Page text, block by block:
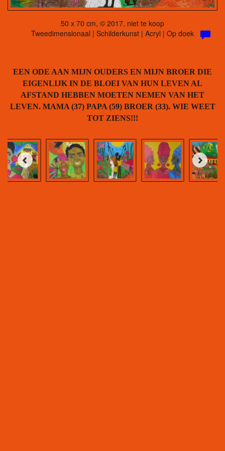
50 x 70 cm, © 2017, niet te koop
Tweedimensionaal | Schilderkunst | Acryl | Op doek
EEN ODE AAN MIJN OUDERS EN MIJN BROER DIE
EIGENLIJK IN DE BLOEI VAN HUN LEVEN AL
AFSTAND HEBBEN MOETEN NEMEN VAN HET
LEVEN. MAMA (37) PAPA (59) BROER (33). WIE WEET
TOT ZIENS!!!